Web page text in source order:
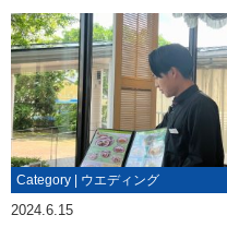
Category | ウエディング
2024.6.15